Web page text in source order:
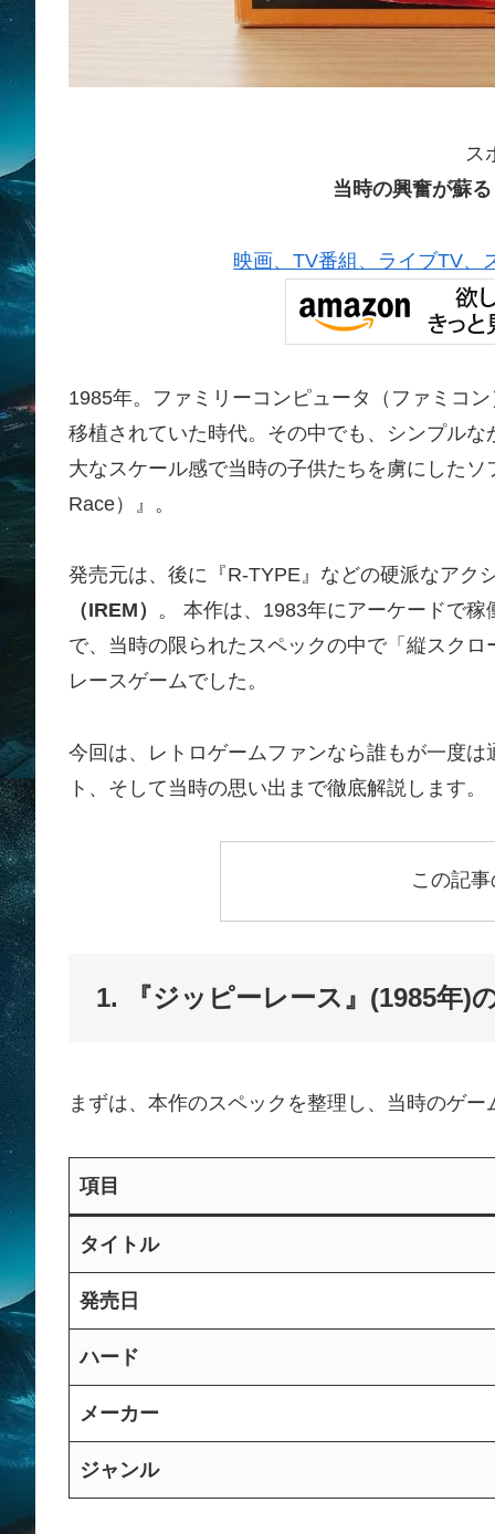
ス
当時の興奮が蘇
映画、TV番組、ライブTV、
1985年。ファミリーコンピュータ（ファミコ
移植されていた時代。その中でも、シンプル
大なスケール感で当時の子供たちを虜にした
Race）』。
発売元は、後に『R-TYPE』などの硬派なアク
（IREM） 。 本作は、1983年にアーケードで
で、当時の限られたスペックの中で「縦スク
レースゲームでした。
今回は、レトロゲームファンなら誰もが一度
ト、そして当時の思い出まで徹底解説します。
この記
1. 『ジッピーレース』(1985年)
まずは、本作のスペックを整理し、当時のゲ
項目
タイトル
発売日
ハード
メーカー
ジャンル